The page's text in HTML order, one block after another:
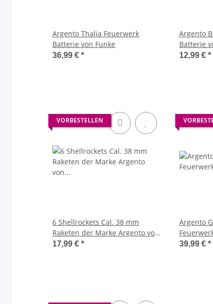
Argento Thalia Feuerwerk
Batterie von Funke
36,99 € *
Argento
Batterie
12,99 € *
VORBESTELLEN
6 Shellrockets Cal. 38 mm
Raketen der Marke Argento von
Funke
17,99 € *
Argento
39,99 € *